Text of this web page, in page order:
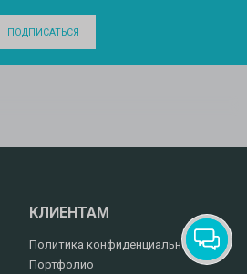
ПОДПИСАТЬСЯ
КЛИЕНТАМ
Политика конфиденциальности
Портфолио